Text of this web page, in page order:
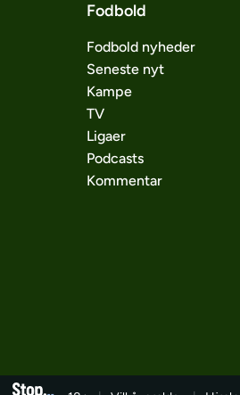
Fodbold
Fodbold nyheder
Seneste nyt
Kampe
TV
Ligaer
Podcasts
Kommentar